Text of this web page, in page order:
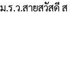
.ว.สายสวัสดี ส